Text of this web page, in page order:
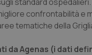
confrontabilità e
tematiche della
da Agenas (i dati